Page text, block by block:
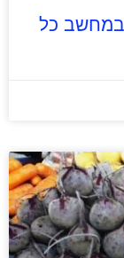
במחשב כל